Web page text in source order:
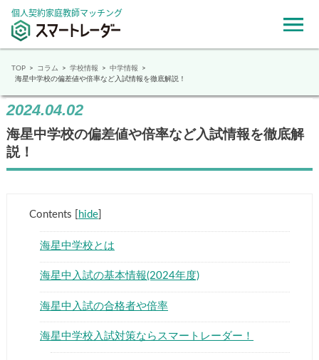
個人契約家庭教師マッチング
TOP コラム 学校情報
中学情報
海星中学校の偏差値や倍率など入試情報を徹底解説！
2024.04.02
海星中学校の偏差値や倍率など入試情報を徹底解
説！
Contents hide]
海星中学校とは
海星中入試の基本情報(2024年度)
海星中入試の合格者や倍率
海星中学校入試対策ならスマートレーダー！